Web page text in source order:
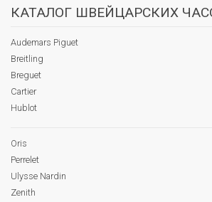
КАТАЛОГ ШВЕЙЦАРСКИХ
Audemars Piguet
Breitling
Breguet
Cartier
Hublot
Oris
Perrelet
Ulysse Nardin
Zenith